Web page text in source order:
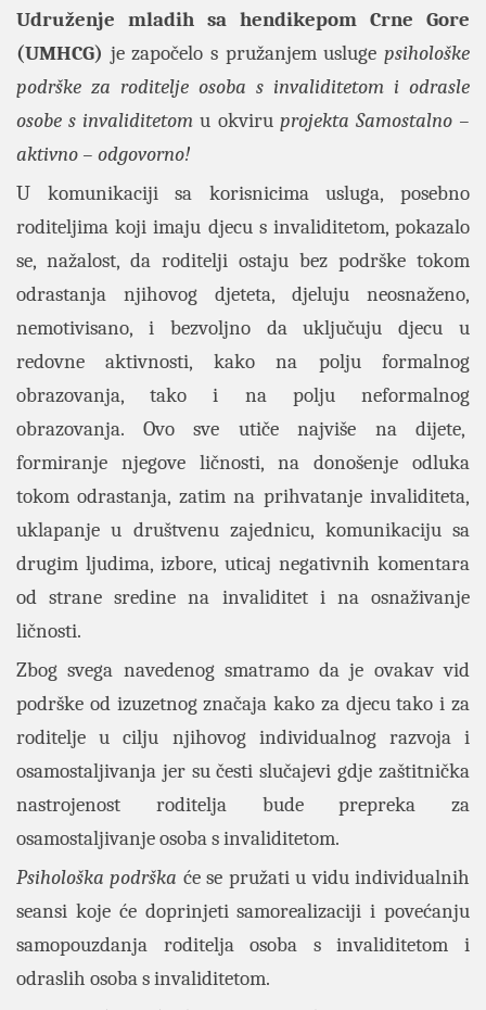
Udruženje mladih sa hendikepom Crne Gore
(UMHCG) jezapočelo s pružanjem uslugepsihološke
podrške za roditelje osoba s invaliditetom i odrasle
osobe s invaliditetom u okviru projekta Samostalno –
aktivno – odgovorno!
U komunikaciji sa korisnicima usluga, posebno
roditeljima koji imaju djecu s invaliditetom, pokazalo
se, nažalost, da roditelji ostaju bez podrške tokom
odrastanja njihovog djeteta, djeluju neosnaženo,
nemotivisano, i bezvoljno da uključuju djecu u
redovne aktivnosti, kako na polju formalnog
obrazovanja, tako i na polju neformalnog
obrazovanja. Ovo sve utiče najviše na dijete,
formiranje njegove ličnosti, na donošenje odluka
tokom odrastanja, zatim na prihvatanje invaliditeta,
uklapanje u društvenu zajednicu, komunikaciju sa
drugim ljudima, izbore, uticaj negativnih komentara
od strane sredine na invaliditet i na osnaživanje
ličnosti.
Zbog svega navedenog smatramo da je ovakav vid
podrške od izuzetnog značaja kako za djecu tako i za
roditelje u cilju njihovog individualnog razvoja i
osamostaljivanja jer su česti slučajevi gdje zaštitnička
nastrojenost roditelja bude prepreka za
osamostaljivanje osoba s invaliditetom.
Psihološka podrška će se pružati u vidu individualnih
seansi koje će doprinjeti samorealizaciji i povećanju
samopouzdanja roditelja osoba s invaliditetom i
odraslih osoba s invaliditetom.